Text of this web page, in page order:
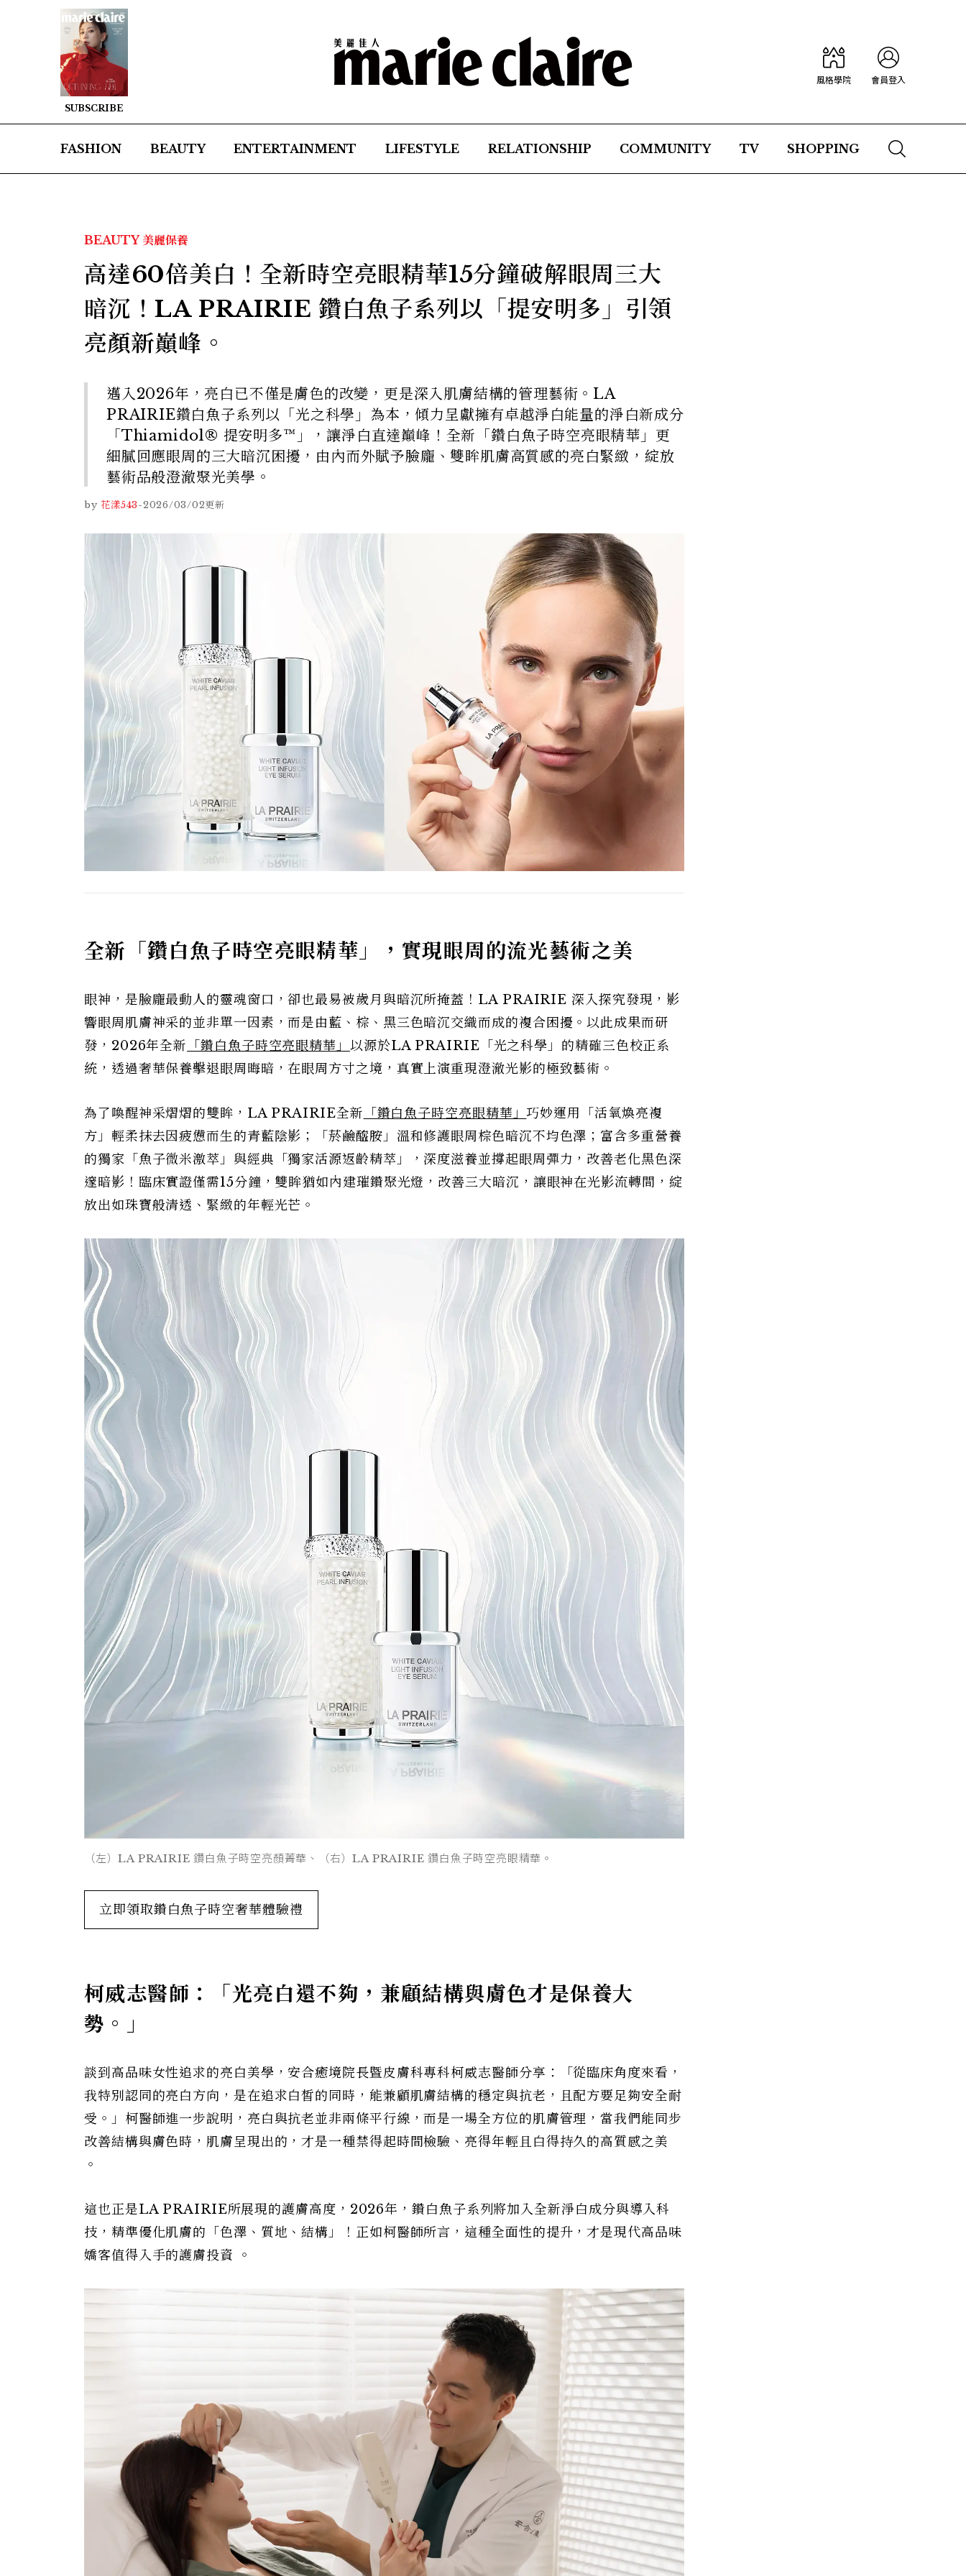
SUBSCRIBE
風格學院 會員登入
FASHION BEAUTY ENTERTAINMENT LIFESTYLE RELATIONSHIP COMMUNITY TV SHOPPING
BEAUTY 美麗保養
高達60倍美白！全新時空亮眼精華15分鐘破解眼周三大
暗沉！LA PRAIRIE 鑽白魚子系列以「提安明多」引領
亮顏新巔峰。
邁入2026年，亮白已不僅是膚色的改變，更是深入肌膚結構的管理藝術。LA
PRAIRIE鑽白魚子系列以「光之科學」為本，傾力呈獻擁有卓越淨白能量的淨白新成分
「Thiamidol® 提安明多™」，讓淨白直達巔峰！全新「鑽白魚子時空亮眼精華」更
細膩回應眼周的三大暗沉困擾，由內而外賦予臉龐、雙眸肌膚高質感的亮白緊緻，綻放
藝術品般澄澈聚光美學。
by 花漾543-2026/03/02更新
全新 「鑽白魚子時空亮眼精華」 ，實現眼周的流光藝術之美
眼神，是臉龐最動人的靈魂窗口，卻也最易被歲月與暗沉所掩蓋！LA PRAIRIE 深入探究發現，影
響眼周肌膚神采的並非單一因素，而是由藍、棕、黑三色暗沉交織而成的複合困擾。以此成果而研
發，2026年全新 「鑽白魚子時空亮眼精華」 以源於LA PRAIRIE「光之科學」的精確三色校正系
統，透過奢華保養擊退眼周晦暗，在眼周方寸之境，真實上演重現澄澈光影的極致藝術。
為了喚醒神采熠熠的雙眸，LA PRAIRIE全新 「鑽白魚子時空亮眼精華」 巧妙運用「活氧煥亮複
方」輕柔抹去因疲憊而生的青藍陰影；「菸鹼醯胺」溫和修護眼周棕色暗沉不均色澤；富含多重營養
的獨家「魚子微米激萃」與經典「獨家活源返齡精萃」，深度滋養並撐起眼周彈力，改善老化黑色深
邃暗影！臨床實證僅需15分鐘，雙眸猶如內建璀鑽聚光燈，改善三大暗沉，讓眼神在光影流轉間，綻
放出如珠寶般清透、緊緻的年輕光芒。
（左）LA PRAIRIE 鑽白魚子時空亮顏菁華、（右）LA PRAIRIE 鑽白魚子時空亮眼精華。
立即領取鑽白魚子時空奢華體驗禮
柯威志醫師：「光亮白還不夠，兼顧結構與膚色才是保養大
勢。」
談到高品味女性追求的亮白美學，安合癒境院長暨皮膚科專科柯威志醫師分享：「從臨床角度來看，
我特別認同的亮白方向，是在追求白皙的同時，能兼顧肌膚結構的穩定與抗老，且配方要足夠安全耐
受。」柯醫師進一步說明，亮白與抗老並非兩條平行線，而是一場全方位的肌膚管理，當我們能同步
改善結構與膚色時，肌膚呈現出的，才是一種禁得起時間檢驗、亮得年輕且白得持久的高質感之美
。
這也正是LA PRAIRIE所展現的護膚高度，2026年，鑽白魚子系列將加入全新淨白成分與導入科
技，精準優化肌膚的「色澤、質地、結構」！正如柯醫師所言，這種全面性的提升，才是現代高品味
嬌客值得入手的護膚投資 。